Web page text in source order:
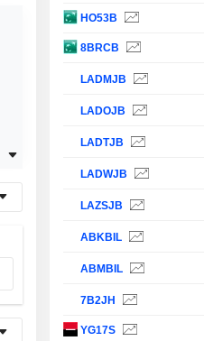
HO53B
8BRCB
LADMJB
LADOJB
LADTJB
LADWJB
LAZSJB
ABKBIL
ABMBIL
7B2JH
YG17S